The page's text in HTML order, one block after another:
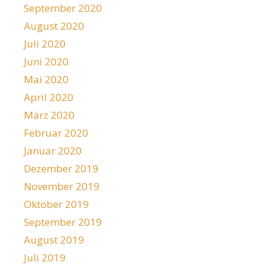
September 2020
August 2020
Juli 2020
Juni 2020
Mai 2020
April 2020
März 2020
Februar 2020
Januar 2020
Dezember 2019
November 2019
Oktober 2019
September 2019
August 2019
Juli 2019